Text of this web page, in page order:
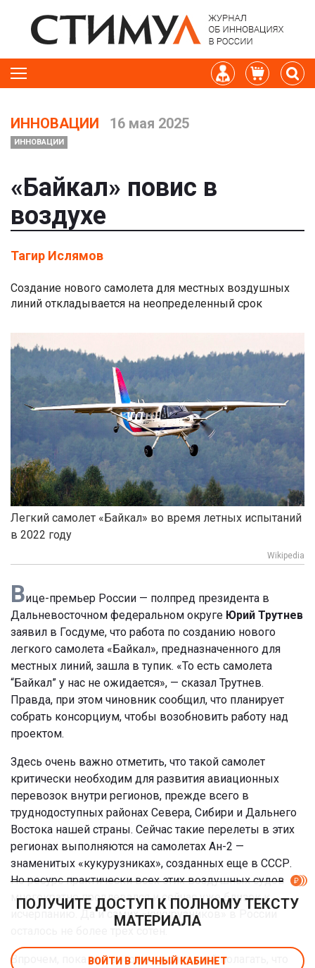
ИННОВАЦИИ 16 мая 2025
ИННОВАЦИИ
«Байкал» повис в
воздухе
Тагир Ислямов
Создание нового самолета для местных воздушных
линий откладывается на неопределенный срок
Легкий самолет «Байкал» во время летных испытаний
в 2022 году
Wikipedia
Вице-премьер России — полпред президента в
Дальневосточном федеральном округе Юрий Трутнев
заявил в Госдуме, что работа по созданию нового
легкого самолета «Байкал», предназначенного для
местных линий, зашла в тупик. «То есть самолета
“Байкал” у нас не ожидается», — сказал Трутнев.
Правда, при этом чиновник сообщил, что планирует
собрать консорциум, чтобы возобновить работу над
проектом.
Здесь очень важно отметить, что такой самолет
критически необходим для развития авиационных
перевозок внутри регионов, прежде всего в
труднодоступных районах Севера, Сибири и Дальнего
Востока нашей страны. Сейчас такие перелеты в этих
регионах выполняются на самолетах Ан-2 —
знаменитых «кукурузниках», созданных еще в СССР.
Но ресурс практически всех этих воздушных судов
многократно продлевался и сейчас уже близок к
исчерпанию. Да и самих «кукурузников» в России
Впрочем, пока нет весомых оснований полагать, что
ПОЛУЧИТЕ ДОСТУП К ПОЛНОМУ ТЕКСТУ
МАТЕРИАЛА
ВОЙТИ В ЛИЧНЫЙ КАБИНЕТ